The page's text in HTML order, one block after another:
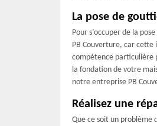
La pose de
Pour s’occuper de la
PB Couverture, car cette
compétence particulière
la fondation de votre
notre entreprise PB
Réalisez une
Que ce soit un problème